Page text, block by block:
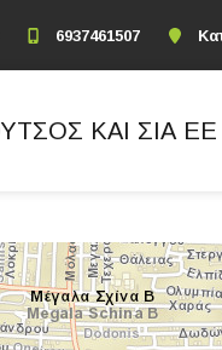
6937461507